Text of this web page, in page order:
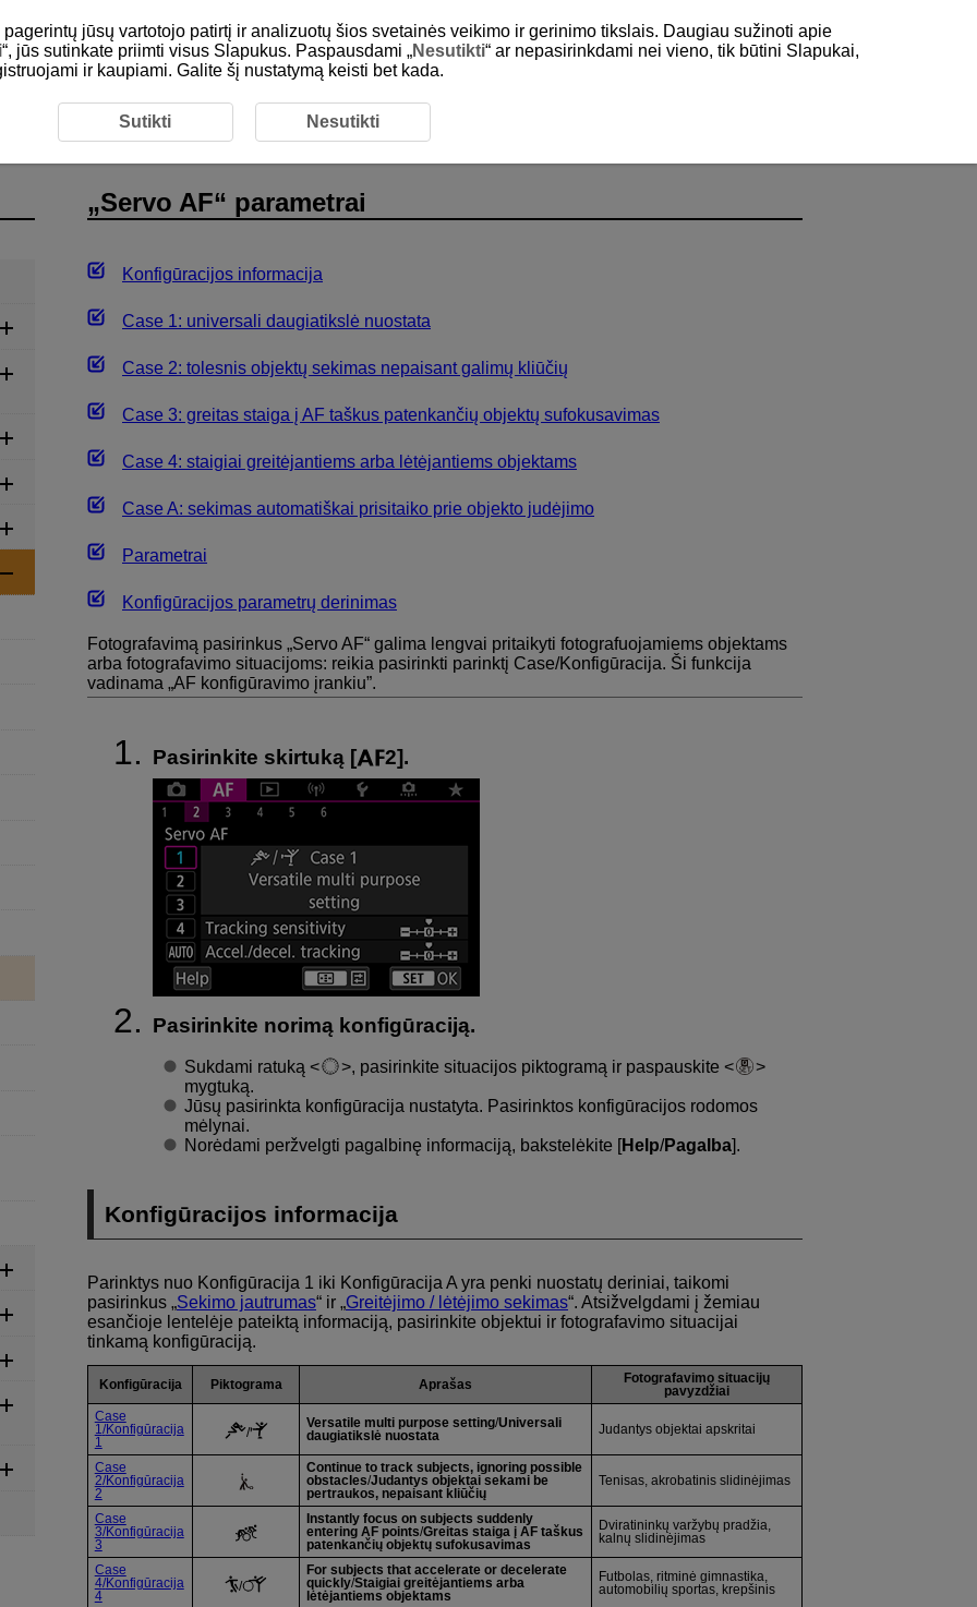
parametrai
„Servo AF“ parametrai
Konfigūracijos informacija
Case 1: universali daugiatikslė nuostata
Case 2: tolesnis objektų sekimas nepaisant galimų kliūčių
Case 3: greitas staiga į AF taškus patenkančių objektų sufokusavimas
Case 4: staigiai greitėjantiems arba lėtėjantiems objektams
Case A: sekimas automatiškai prisitaiko prie objekto judėjimo
Parametrai
Konfigūracijos parametrų derinimas
Fotografavimą pasirinkus „Servo AF“ galima lengvai pritaikyti fotografuojamiems objektams
arba fotografavimo situacijoms: reikia pasirinkti parinktį Case/Konfigūracija. Ši funkcija
vadinama „AF konfigūravimo įrankiu”.
Pasirinkite skirtuką [ 2].
Pasirinkite norimą konfigūraciją.
Sukdami ratuką
, pasirinkite situacijos piktogramą ir paspauskite
mygtuką.
Jūsų pasirinkta konfigūracija nustatyta. Pasirinktos konfigūracijos rodomos
mėlynai.
Norėdami peržvelgti pagalbinę informaciją, bakstelėkite [Help/Pagalba].
Konfigūracijos informacija
Parinktys nuo Konfigūracija 1 iki Konfigūracija A yra penki nuostatų deriniai, taikomi
pasirinkus „Sekimo jautrumas“ ir „Greitėjimo / lėtėjimo sekimas“. Atsižvelgdami į žemiau
esančioje lentelėje pateiktą informaciją, pasirinkite objektui ir fotografavimo situacijai
tinkamą konfigūraciją.
Konfigūracija Piktograma Aprašas
Fotografavimo situacijų
pavyzdžiai
Case
1 /Konfigūracija
1
/
Versatile multi purpose setting/Universali
daugiatikslė nuostata
Judantys objektai apskritai
Case
2/Konfigūracija
2
Continue to track subjects, ignoring possible
obstacles/Judantys objektai sekami be
pertraukos, nepaisant kliūčių
Tenisas, akrobatinis slidinėjimas
Case
3/Konfigūracija
3
Instantly focus on subjects suddenly
entering AF points/Greitas staiga į AF taškus
patenkančių objektų sufokusavimas
Dviratininkų varžybų pradžia,
kalnų slidinėjimas
Case
4/Konfigūracija
4
/
For subjects that accelerate or decelerate
quickly/Staigiai greitėjantiems arba
lėtėjantiems objektams
Futbolas, ritminė gimnastika,
automobilių sportas, krepšinis
jūsų vartotojo patirtį ir analizuotų šios svetainės veikimo ir gerinimo tikslais. Daugiau sužinoti apie
“, jūs sutinkate priimti visus Slapukus. Paspausdami „Nesutikti“ ar nepasirinkdami nei vieno, tik būtini Slapukai,
ir kaupiami. Galite šį nustatymą keisti bet kada.
Sutikti Nesutikti